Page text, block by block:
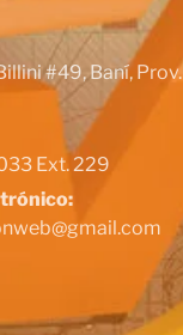
#49, Baní, Prov.
Ext. 229